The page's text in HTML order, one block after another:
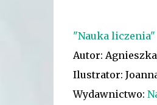
"Nauka liczenia"
Autor:
Ilustrator:
Wydawnictwo: